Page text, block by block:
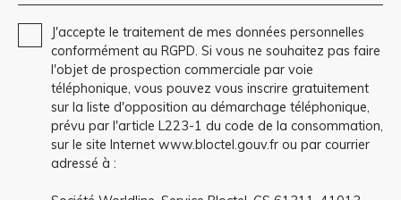
J'accepte le traitement de mes données personnelles
conformément au RGPD. Si vous ne souhaitez pas faire
l'objet de prospection commerciale par voie
téléphonique, vous pouvez vous inscrire gratuitement
sur la liste d'opposition au démarchage téléphonique,
prévu par l'article L223-1 du code de la consommation,
sur le site Internet www.bloctel.gouv.fr ou par courrier
adressé à :